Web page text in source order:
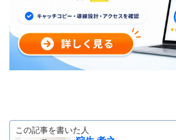
この記事を書いた人